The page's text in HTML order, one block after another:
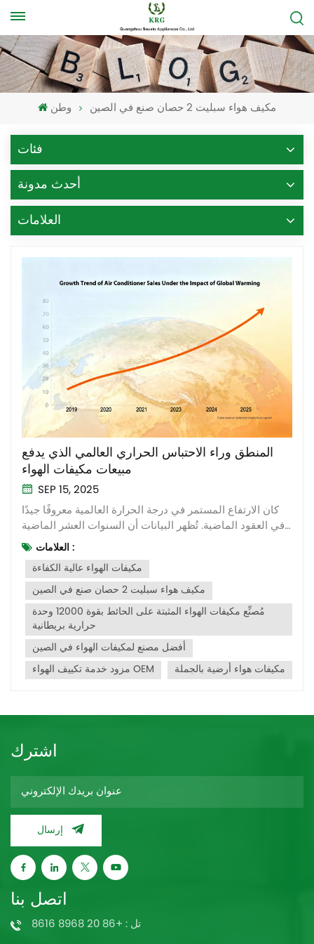
وطن مكيف هواء سبليت 2 حصان صنع في الصين
فئات
أحدث مدونة
العلامات
المنطق وراء الاحتباس الحراري العالمي الذي يدفع
مبيعات مكيفات الهواء
SEP 15, 2025
كان الارتفاع المستمر في درجة الحرارة العالمية معروفًا جيدًا
في العقود الماضية. تُظهر البيانات أن السنوات العشر الماضية
كانت الأكثر حرارةً على الإطلاق. مع تكرار ظهور الظواهر الجوية
المتطرفة، مكيفات الهواء تحولت من "راحة اختيارية" إلى "أدوات
حياة ضرورية". فكيف يؤثر الاحتباس الحراري على مبيعات
مكيفات ا...
العلامات :
مكيفات الهواء عالية الكفاءة
مكيف هواء سبليت 2 حصان صنع في الصين
مُصنِّع مكيفات الهواء المثبتة على الحائط بقوة 12000 وحدة
حرارية بريطانية
أفضل مصنع لمكيفات الهواء في الصين
مزود خدمة تكييف الهواء OEM
مكيفات هواء أرضية بالجملة
اشترك
إرسال
اتصل بنا
تل : +86 20 8968 8616